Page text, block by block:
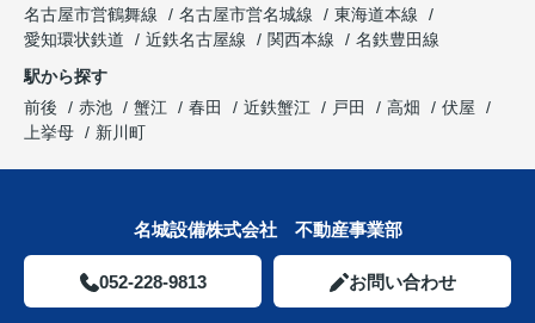
名古屋市営鶴舞線
名古屋市営名城線
東海道本線
愛知環状鉄道
近鉄名古屋線 関西本線
名鉄豊田線
駅から探す
前後
赤池 蟹江 春田 近鉄蟹江 戸田 高畑
伏屋
上挙母
新川町
名城設備株式会社 不動産事業部
052-228-9813 お問い合わせ